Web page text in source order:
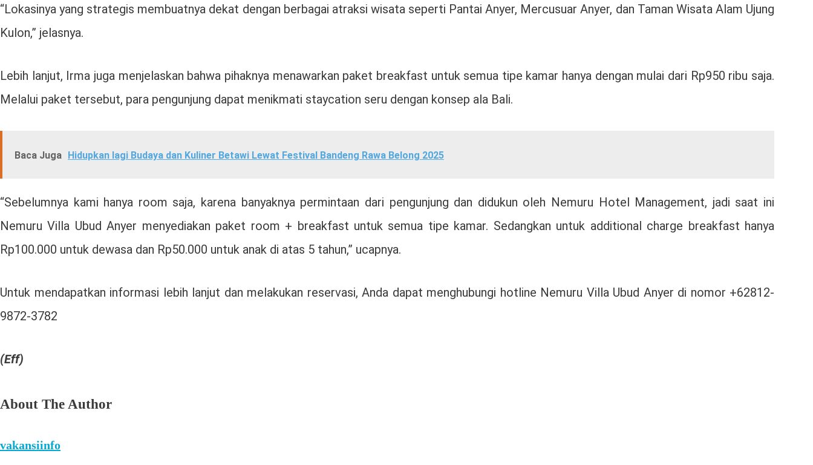
“Lokasinya yang strategis membuatnya dekat dengan berbagai atraksi wisata seperti Pantai Anyer, Mercusuar Anyer, dan Taman Wisata Alam Ujung
Kulon,” jelasnya.
Lebih lanjut, Irma juga menjelaskan bahwa pihaknya menawarkan paket breakfast untuk semua tipe kamar hanya dengan mulai dari Rp950 ribu saja.
Melalui paket tersebut, para pengunjung dapat menikmati staycation seru dengan konsep ala Bali.
Baca Juga Hidupkan lagi Budaya dan Kuliner Betawi Lewat Festival Bandeng Rawa Belong 2025
“Sebelumnya kami hanya room saja, karena banyaknya permintaan dari pengunjung dan didukun oleh Nemuru Hotel Management, jadi saat ini
Nemuru Villa Ubud Anyer menyediakan paket room + breakfast untuk semua tipe kamar. Sedangkan untuk additional charge breakfast hanya
Rp100.000 untuk dewasa dan Rp50.000 untuk anak di atas 5 tahun,” ucapnya.
Untuk mendapatkan informasi lebih lanjut dan melakukan reservasi, Anda dapat menghubungi hotline Nemuru Villa Ubud Anyer di nomor +62812-
9872-3782
(Eff)
About The Author
vakansiinfo